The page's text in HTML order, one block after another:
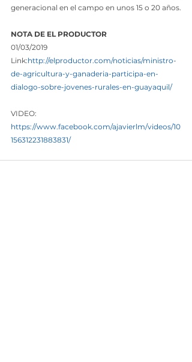
generacional en el campo en unos 15 o 20 años.
NOTA DE EL PRODUCTOR
01/03/2019
Link:http://elproductor.com/noticias/ministro-
de-agricultura-y-ganaderia-participa-en-
dialogo-sobre-jovenes-rurales-en-guayaquil/
https://www.facebook.com/ajavierlm/videos/10
156312231883831/